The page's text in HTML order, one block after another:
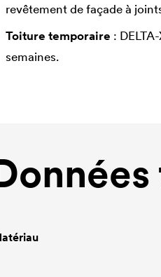
revêtement de façade à
Toiture temporaire : DELTA
semaines.